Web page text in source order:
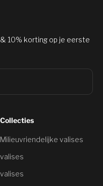
10% korting op je eerste
Collecties
Milieuvriendelijke valises
valises
valises